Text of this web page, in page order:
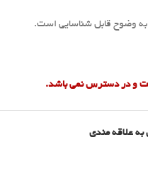
وضوح قابل شناسایی است.
و در دسترس نمی باشد.
به علاقه مندی